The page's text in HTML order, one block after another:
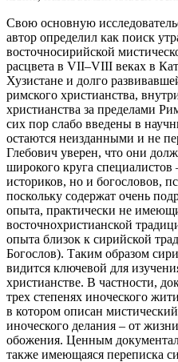
Свою основную
автор определил как поиск
восточносирийской
расцвета в VII–VIII веках в
Хузистане и долго
римского христианства,
христианства за пределами
сих пор слабо введены в
остаются неизданными и не
Глебович уверен, что они
широкого круга специалистов
историков, но и богословов,
поскольку содержат очень
опыта, практически не
восточнохристианской
опыта близок к сирийской
Богослов). Таким образом
видится ключевой для
христианстве. В частности,
трех степенях иноческого
в котором описан
иноческого делания – от
обожения. Ценным
также имеющаяся переписка